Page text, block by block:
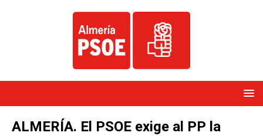
ALMERÍA. El PSOE exige al PP la